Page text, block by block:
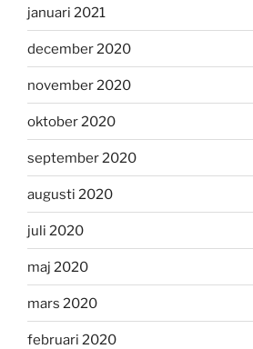
januari 2021
december 2020
november 2020
oktober 2020
september 2020
augusti 2020
juli 2020
maj 2020
mars 2020
februari 2020